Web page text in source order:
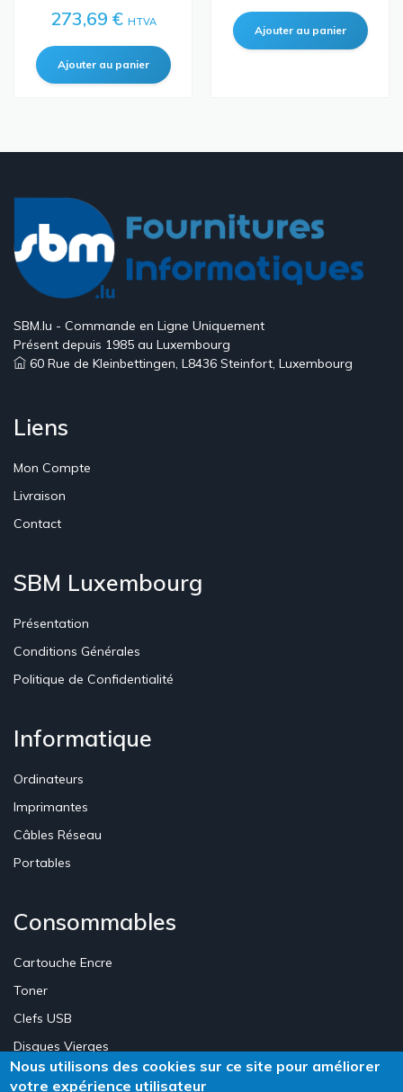
273,69 € HTVA
SBM.lu - Commande en Ligne Uniquement
Présent depuis 1985 au Luxembourg
60 Rue de Kleinbettingen, L8436 Steinfort, Luxembourg
Liens
Mon Compte
Livraison
Contact
SBM Luxembourg
Présentation
Conditions Générales
Politique de Confidentialité
Informatique
Ordinateurs
Imprimantes
Câbles Réseau
Portables
Consommables
Cartouche Encre
Toner
Clefs USB
Disques Vierges
Nous utilisons des cookies sur ce site pour améliorer
votre expérience utilisateur